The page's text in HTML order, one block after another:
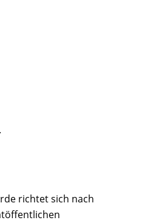
richtet sich nach